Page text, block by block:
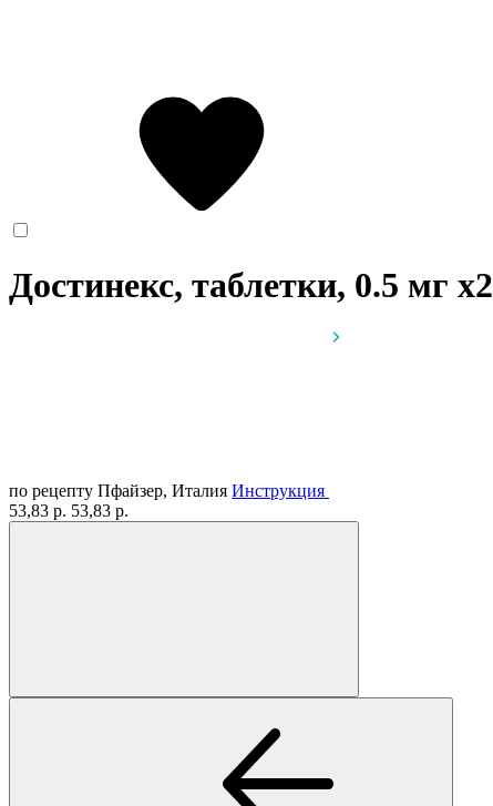
Достинекс, таблетки, 0.5 мг x2
по рецепту Пфайзер, Италия Инструкция
53,83 р. 53,83 р.